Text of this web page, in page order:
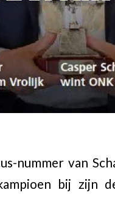
nummer van
bij zijn